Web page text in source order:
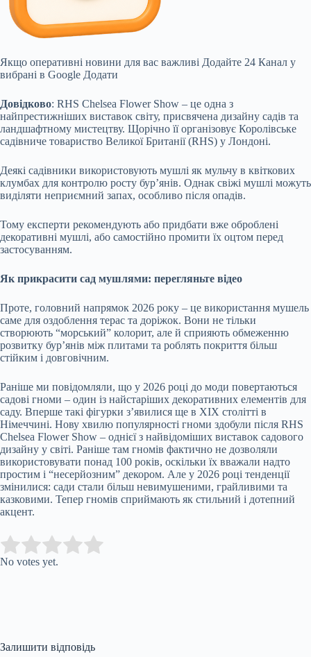
Якщо оперативні новини для вас важливі Додайте 24 Канал у
вибрані в Google Додати
Довідково: RHS Chelsea Flower Show – це одна з
найпрестижніших виставок світу, присвячена дизайну садів та
ландшафтному мистецтву. Щорічно її організовує Королівське
садівниче товариство Великої Британії (RHS) у Лондоні.
Деякі садівники використовують мушлі як мульчу в квіткових
клумбах для контролю росту бур’янів. Однак свіжі мушлі можуть
виділяти неприємний запах, особливо після опадів.
Тому експерти рекомендують або придбати вже оброблені
декоративні мушлі, або самостійно промити їх оцтом перед
застосуванням.
Як прикрасити сад мушлями: перегляньте відео
Проте, головний напрямок 2026 року – це використання мушель
саме для оздоблення терас та доріжок. Вони не тільки
створюють “морський” колорит, але й сприяють обмеженню
розвитку бур’янів між плитами та роблять покриття більш
стійким і довговічним.
Раніше ми повідомляли, що у 2026 році до моди повертаються
садові гноми – один із найстаріших декоративних елементів для
саду. Вперше такі фігурки з’явилися ще в XIX столітті в
Німеччині. Нову хвилю популярності гноми здобули після RHS
Chelsea Flower Show – однієї з найвідоміших виставок садового
дизайну у світі. Раніше там гномів фактично не дозволяли
використовувати понад 100 років, оскільки їх вважали надто
простим і “несерйозним” декором. Але у 2026 році тенденції
змінилися: сади стали більш невимушеними, грайливими та
казковими. Тепер гномів сприймають як стильний і дотепний
акцент.
Rate this item:
No votes yet.
Залишити відповідь